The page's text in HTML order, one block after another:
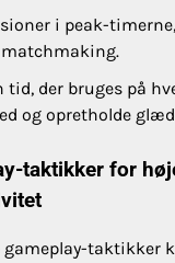
i peak-
tid, der bruges på
og opretholde
taktikker for
taktikker